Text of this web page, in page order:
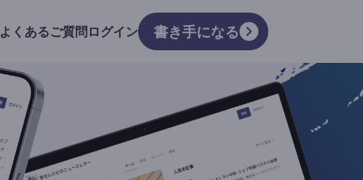
よくあるご質問ログイン 書き手になる